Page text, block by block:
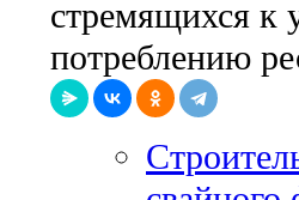
стремящихся к
потреблению